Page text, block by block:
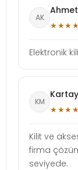
AK
Ahmet
Elektronik
KM
Kilit ve
firma
seviyede.